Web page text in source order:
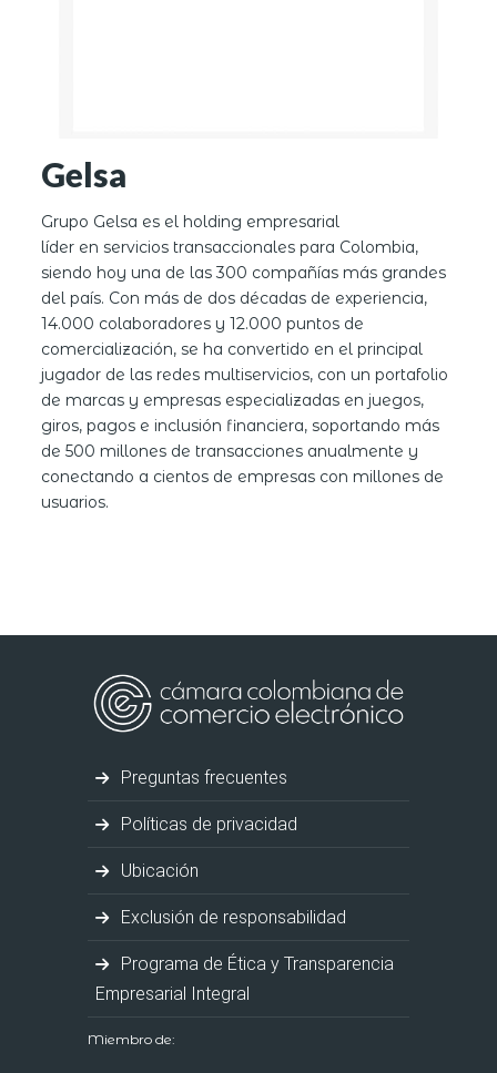
Gelsa
Grupo Gelsa es el holding empresarial
líder en servicios transaccionales para Colombia,
siendo hoy una de las 300 compañías más grandes
del país. Con más de dos décadas de experiencia,
14.000 colaboradores y 12.000 puntos de
comercialización, se ha convertido en el principal
jugador de las redes multiservicios, con un portafolio
de marcas y empresas especializadas en juegos,
giros, pagos e inclusión financiera, soportando más
de 500 millones de transacciones anualmente y
conectando a cientos de empresas con millones de
usuarios.
Preguntas frecuentes
Políticas de privacidad
Ubicación
Exclusión de responsabilidad
Programa de Ética y Transparencia
Empresarial Integral
Miembro de: